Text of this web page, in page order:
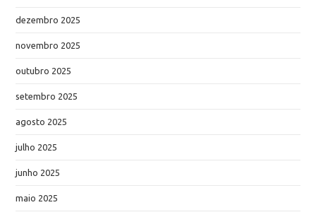
dezembro 2025
novembro 2025
outubro 2025
setembro 2025
agosto 2025
julho 2025
junho 2025
maio 2025